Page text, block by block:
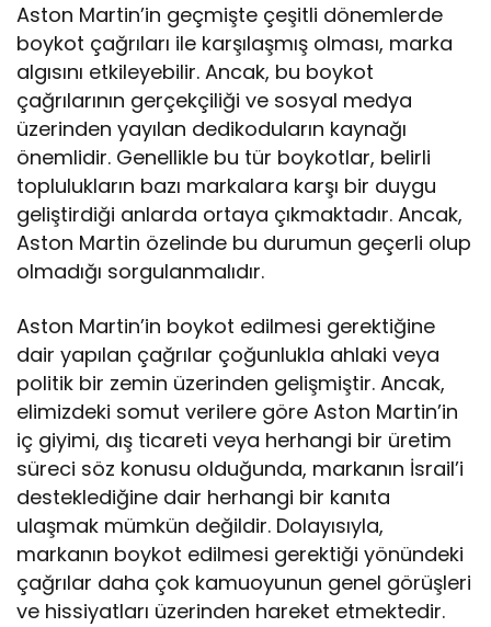
Aston Martin’in geçmişte çeşitli dönemlerde
boykot çağrıları ile karşılaşmış olması, marka
algısını etkileyebilir. Ancak, bu boykot
çağrılarının gerçekçiliği ve sosyal medya
üzerinden yayılan dedikoduların kaynağı
önemlidir. Genellikle bu tür boykotlar, belirli
toplulukların bazı markalara karşı bir duygu
geliştirdiği anlarda ortaya çıkmaktadır. Ancak,
Aston Martin özelinde bu durumun geçerli olup
olmadığı sorgulanmalıdır.
Aston Martin’in boykot edilmesi gerektiğine
dair yapılan çağrılar çoğunlukla ahlaki veya
politik bir zemin üzerinden gelişmiştir. Ancak,
elimizdeki somut verilere göre Aston Martin’in
iç giyimi, dış ticareti veya herhangi bir üretim
süreci söz konusu olduğunda, markanın İsrail’i
desteklediğine dair herhangi bir kanıta
ulaşmak mümkün değildir. Dolayısıyla,
markanın boykot edilmesi gerektiği yönündeki
çağrılar daha çok kamuoyunun genel görüşleri
ve hissiyatları üzerinden hareket etmektedir.